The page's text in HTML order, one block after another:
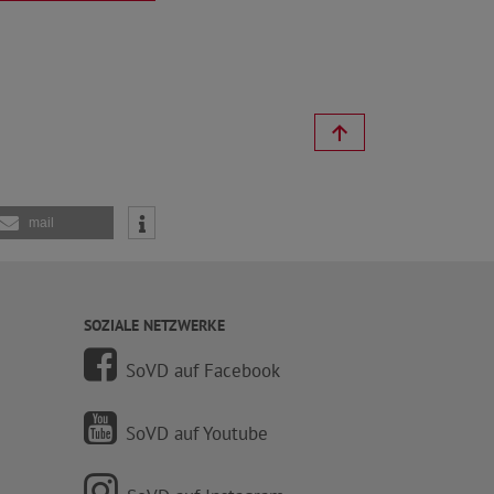
mail
SOZIALE NETZWERKE
SoVD auf Facebook
SoVD auf Youtube